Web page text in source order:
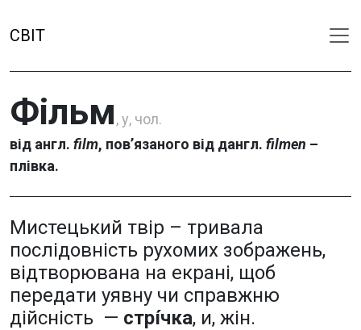
СВІТ
Фільм, у, чол.
від англ. film, пов’язаного від дангл. filmen –
плівка.
Мистецький твір – тривала
послідовність рухомих зображень,
відтворювана на екрані, щоб
передати уявну чи справжню
дійсність — стрі́чка, и, жін.